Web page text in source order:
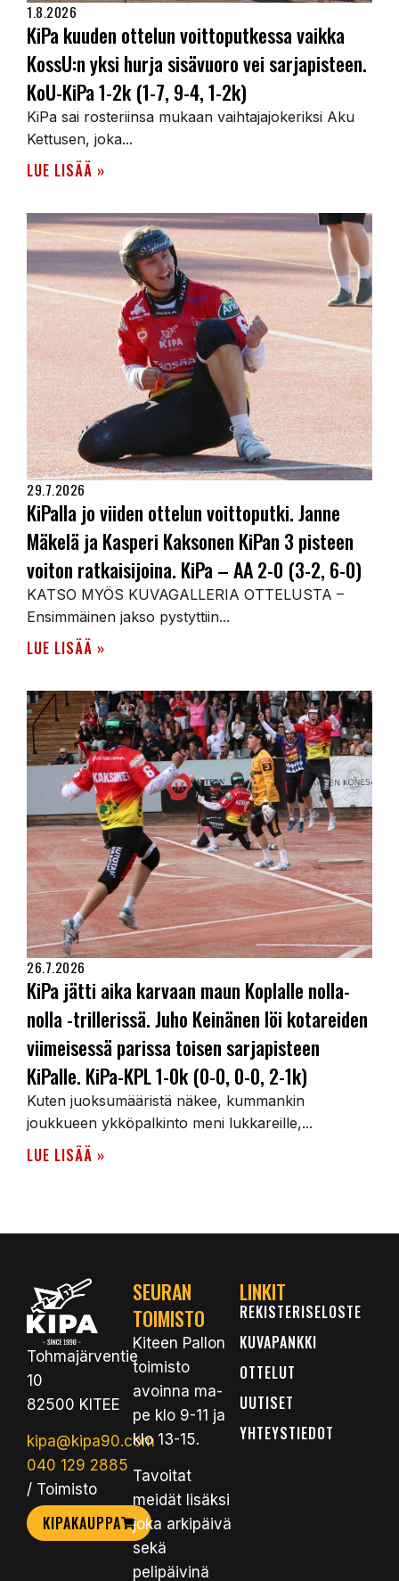
1.8.2026
KiPa kuuden ottelun voittoputkessa vaikka
KossU:n yksi hurja sisävuoro vei sarjapisteen.
KoU-KiPa 1-2k (1-7, 9-4, 1-2k)
KiPa sai rosteriinsa mukaan vaihtajajokeriksi Aku
Kettusen, joka...
LUE LISÄÄ »
29.7.2026
KiPalla jo viiden ottelun voittoputki. Janne
Mäkelä ja Kasperi Kaksonen KiPan 3 pisteen
voiton ratkaisijoina. KiPa – AA 2-0 (3-2, 6-0)
KATSO MYÖS KUVAGALLERIA OTTELUSTA –
Ensimmäinen jakso pystyttiin...
LUE LISÄÄ »
26.7.2026
KiPa jätti aika karvaan maun Koplalle nolla-
nolla -trillerissä. Juho Keinänen löi kotareiden
viimeisessä parissa toisen sarjapisteen
KiPalle. KiPa-KPL 1-0k (0-0, 0-0, 2-1k)
Kuten juoksumääristä näkee, kummankin
joukkueen ykköpalkinto meni lukkareille,...
LUE LISÄÄ »
Tohmajärventie
10
82500 KITEE
kipa@kipa90.com
040 129 2885
/ Toimisto
KIPAKAUPPA
SEURAN
TOIMISTO
Kiteen Pallon
toimisto
avoinna ma-
pe klo 9-11 ja
klo 13-15.
Tavoitat
meidät lisäksi
joka arkipäivä
sekä
pelipäivinä
LINKIT
REKISTERISELOSTE
KUVAPANKKI
OTTELUT
UUTISET
YHTEYSTIEDOT